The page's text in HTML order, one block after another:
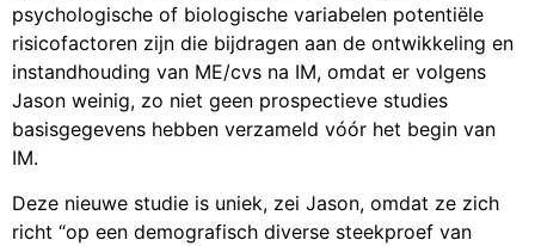
psychologische of biologische variabelen potentiële
risicofactoren zijn die bijdragen aan de ontwikkeling en
instandhouding van ME/cvs na IM, omdat er volgens
Jason weinig, zo niet geen prospectieve studies
basisgegevens hebben verzameld vóór het begin van
IM.
Deze nieuwe studie is uniek, zei Jason, omdat ze zich
richt “op een demografisch diverse steekproef van